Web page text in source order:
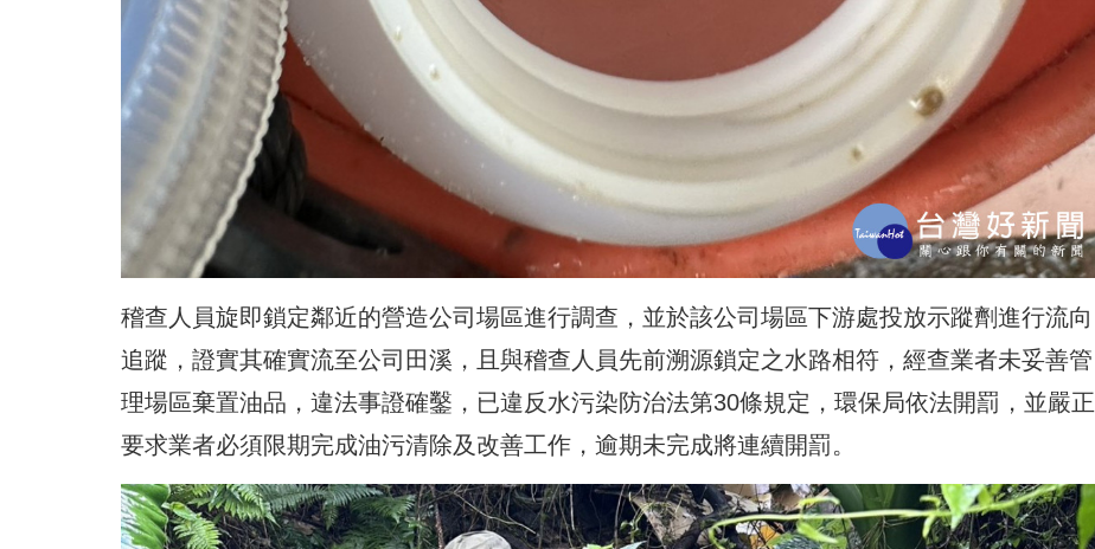
稽查人員旋即鎖定鄰近的營造公司場區進行調查，並於該公司場區下游處投放示蹤劑進行流向
追蹤，證實其確實流至公司田溪，且與稽查人員先前溯源鎖定之水路相符，經查業者未妥善管
理場區棄置油品，違法事證確鑿，已違反水污染防治法第30條規定，環保局依法開罰，並嚴正
要求業者必須限期完成油污清除及改善工作，逾期未完成將連續開罰。